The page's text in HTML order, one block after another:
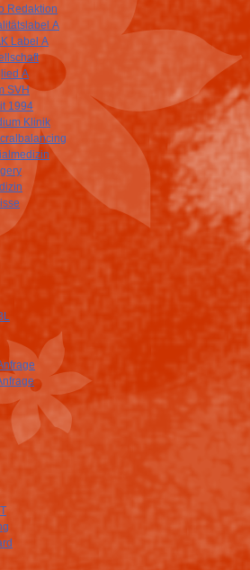
Redaktion
A
Label A
A
SVH
1994
Klinik